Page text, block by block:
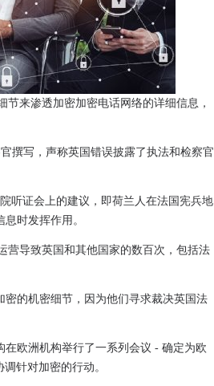
飙升
资衣服
企业CBRS
中
高科技监测中
节来渗透加密加密电话网络的详细信息，
撰写，声称英国错误披露了执法和检察官
听证会上的建议，即荷兰人在法国宪兵地
时发挥作用。
营导致英国和其他国家的数百次，包括法
的机密细节，因为他们寻求裁决英国法
欧洲机构举行了一系列会议 - 确定为欧
针对加密的行动。